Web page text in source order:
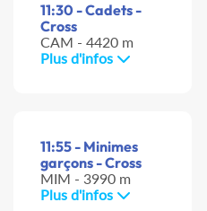
11:30 - Cadets -
Cross
CAM - 4420 m
Plus d'infos
11:55 - Minimes
garçons - Cross
MIM - 3990 m
Plus d'infos